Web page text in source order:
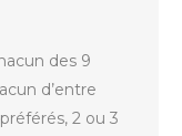
des 9
d’entre
2 ou 3